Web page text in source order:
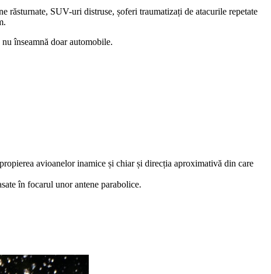
răsturnate, SUV-uri distruse, șoferi traumatizați de atacurile repetate
înseamnă doar automobile.
avioanelor inamice și chiar și direcția aproximativă din care
în focarul unor antene parabolice.